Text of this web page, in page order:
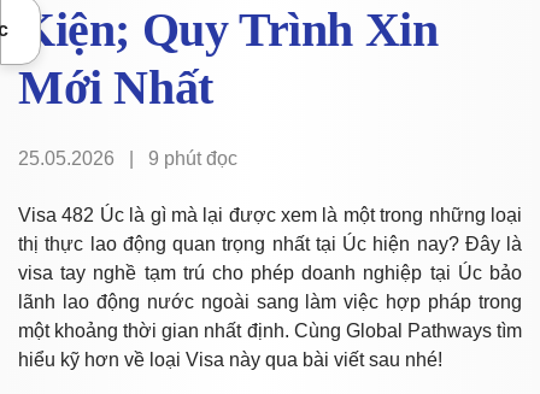
Kiện; Quy Trình Xin
Mới Nhất
25.05.2026 9 phút đọc
Visa 482 Úc là gì mà lại được xem là một trong những loại
thị thực lao động quan trọng nhất tại Úc hiện nay? Đây là
visa tay nghề tạm trú cho phép doanh nghiệp tại Úc bảo
lãnh lao động nước ngoài sang làm việc hợp pháp trong
một khoảng thời gian nhất định. Cùng Global Pathways tìm
hiểu kỹ hơn về loại Visa này qua bài viết sau nhé!